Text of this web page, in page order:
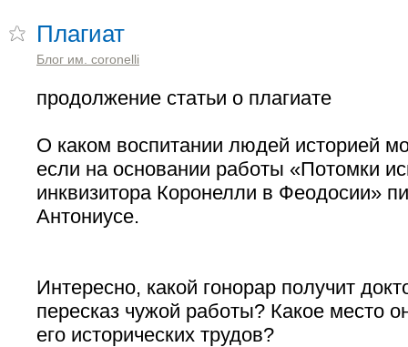
Плагиат
Блог им. coronelli
продолжение статьи о плагиате
О каком воспитании людей историей
если на основании работы «Потомки
инквизитора Коронелли в Феодосии»
Антониусе.
Интересно, какой гонорар получит
пересказ чужой работы? Какое место
его исторических трудов?